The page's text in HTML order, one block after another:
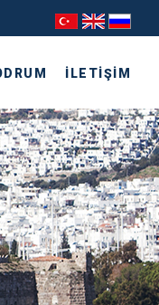
İLETİŞİM